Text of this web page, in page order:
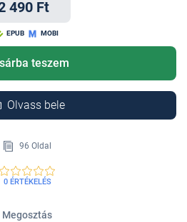
490 Ft
EPUB MOBI
teszem
Olvass bele
96 Oldal
0 ÉRTÉKELÉS
Megosztás